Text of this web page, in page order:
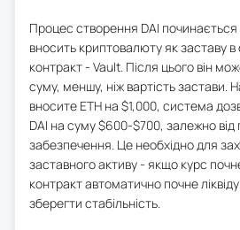
Процес створення DAI
вносить криптовалюту як заставу
контракт - Vault. Після цього він
суму, меншу, ніж вартість застави.
вносите ETH на $1,000, система
DAI на суму $600-$700, залежно від
забезпечення. Це необхідно для
заставного активу - якщо курс
контракт автоматично почне
зберегти стабільність.